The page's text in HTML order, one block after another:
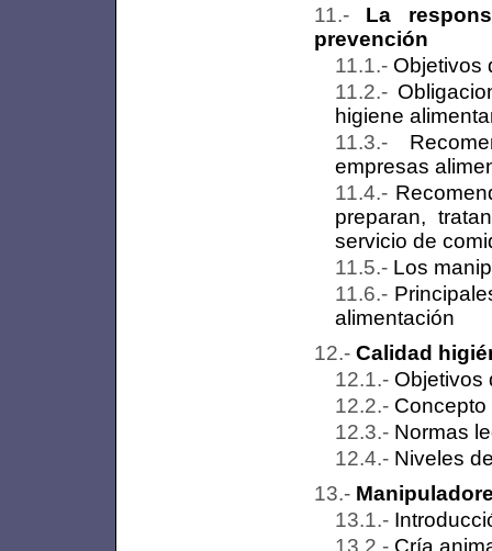
La
prevención
Objetivos
higiene
empresas
preparan,
servicio de
Los
alimentación
Calidad
Objetivos
Normas
Niveles
Cría